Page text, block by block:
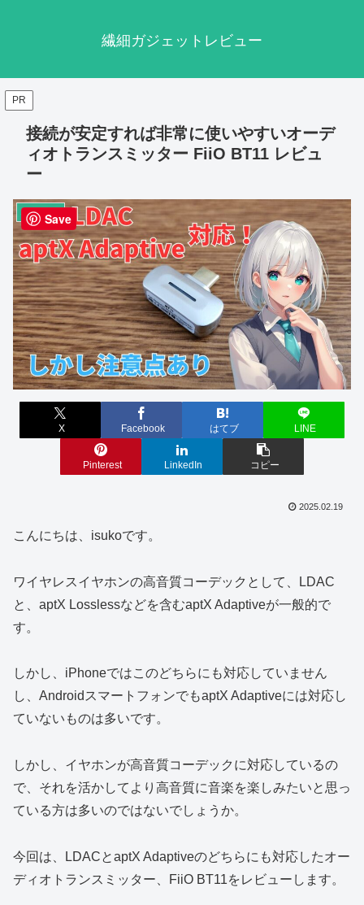
繊細ガジェットレビュー
PR
接続が安定すれば非常に使いやすいオーデ
ィオトランスミッター FiiO BT11 レビュ
ー
オーディオ
X Facebook はてブ LINE
Pinterest LinkedIn コピー
2025.02.19
こんにちは、isukoです。
ワイヤレスイヤホンの高音質コーデックとして、LDAC
と、aptX Losslessなどを含むaptX Adaptiveが一般的で
す。
しかし、iPhoneではこのどちらにも対応していません
し、AndroidスマートフォンでもaptX Adaptiveには対応し
ていないものは多いです。
しかし、イヤホンが高音質コーデックに対応しているの
で、それを活かしてより高音質に音楽を楽しみたいと思っ
ている方は多いのではないでしょうか。
今回は、LDACとaptX Adaptiveのどちらにも対応したオー
ディオトランスミッター、FiiO BT11をレビューします。
Save